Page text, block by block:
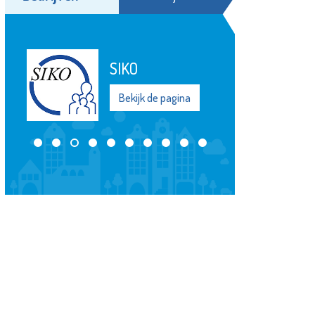
SIKO
Bekijk de pagina